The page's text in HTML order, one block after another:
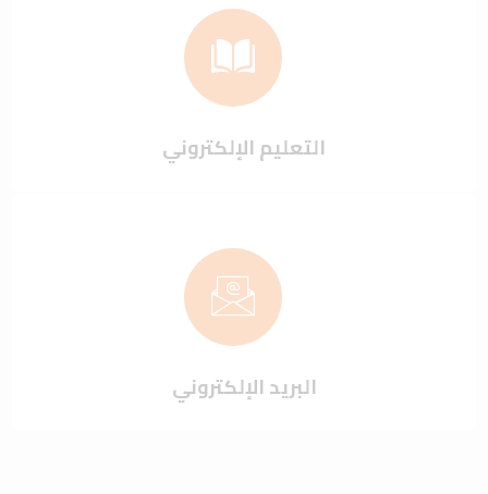
التعليم الإلكتروني
البريد الإلكتروني